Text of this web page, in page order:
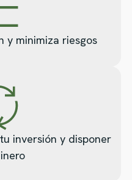
y minimiza riesgos
inversión y disponer